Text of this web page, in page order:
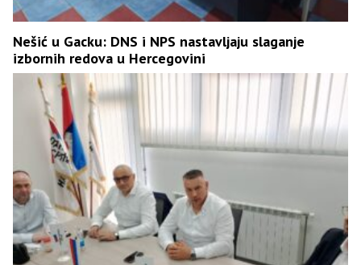
Nešić u Gacku: DNS i NPS nastavljaju slaganje
izbornih redova u Hercegovini